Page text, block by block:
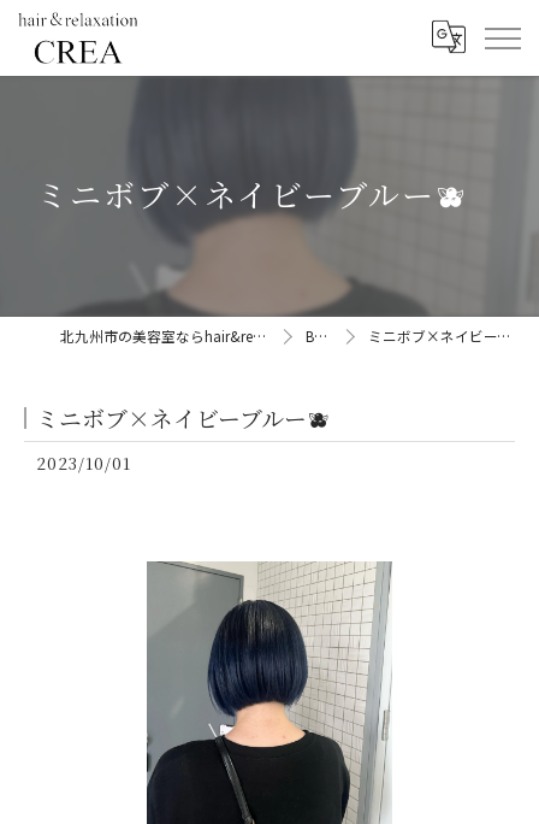
ミニボブ×ネイビーブルー🫐
北九州市の美容室ならhair&relaxation CREA BLOG ミニボブ×ネイビーブルー🫐
ミニボブ×ネイビーブルー🫐
2023/10/01